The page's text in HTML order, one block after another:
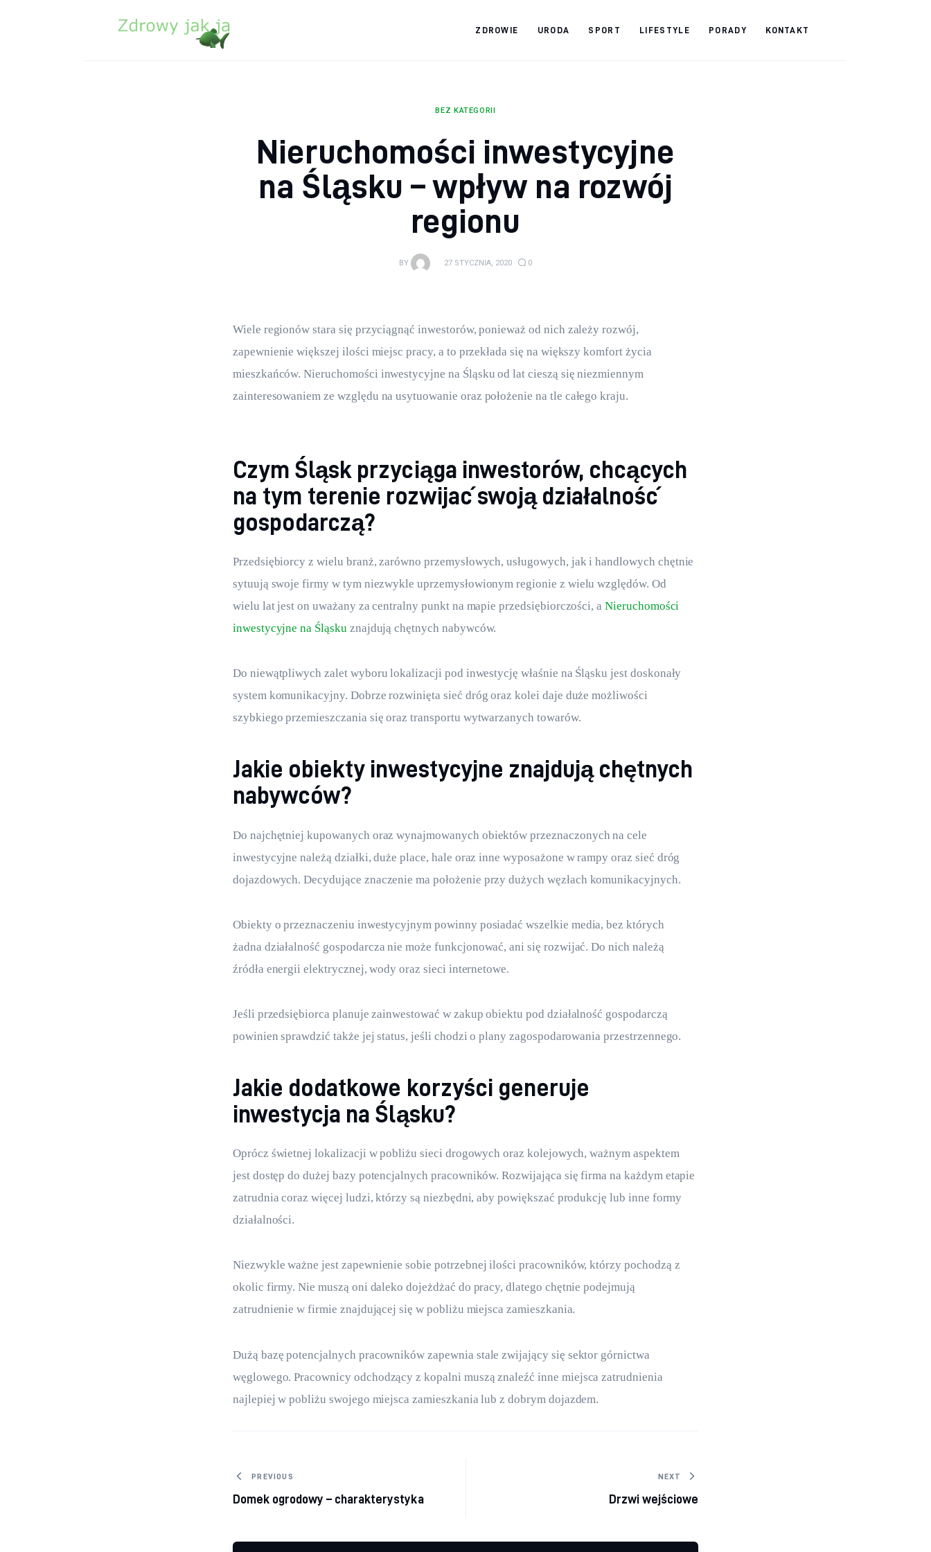
ZDROWIE URODA SPORT LIFESTYLE PORADY KONTAKT
BEZ KATEGORII
Nieruchomości inwestycyjne
na Śląsku – wpływ na rozwój
regionu
BY 27 STYCZNIA, 2020 0
Wiele regionów stara się przyciągnąć inwestorów, ponieważ od nich zależy rozwój,
zapewnienie większej ilości miejsc pracy, a to przekłada się na większy komfort życia
mieszkańców. Nieruchomości inwestycyjne na Śląsku od lat cieszą się niezmiennym
zainteresowaniem ze względu na usytuowanie oraz położenie na tle całego kraju.
Czym Śląsk przyciąga inwestorów, chcących
na tym terenie rozwijać swoją działalność
gospodarczą?
Przedsiębiorcy z wielu branż, zarówno przemysłowych, usługowych, jak i handlowych chętnie
sytuują swoje firmy w tym niezwykle uprzemysłowionym regionie z wielu względów. Od
wielu lat jest on uważany za centralny punkt na mapie przedsiębiorczości, a Nieruchomości
inwestycyjne na Śląsku znajdują chętnych nabywców.
Do niewątpliwych zalet wyboru lokalizacji pod inwestycję właśnie na Śląsku jest doskonały
system komunikacyjny. Dobrze rozwinięta sieć dróg oraz kolei daje duże możliwości
szybkiego przemieszczania się oraz transportu wytwarzanych towarów.
Jakie obiekty inwestycyjne znajdują chętnych
nabywców?
Do najchętniej kupowanych oraz wynajmowanych obiektów przeznaczonych na cele
inwestycyjne należą działki, duże place, hale oraz inne wyposażone w rampy oraz sieć dróg
dojazdowych. Decydujące znaczenie ma położenie przy dużych węzłach komunikacyjnych.
Obiekty o przeznaczeniu inwestycyjnym powinny posiadać wszelkie media, bez których
żadna działalność gospodarcza nie może funkcjonować, ani się rozwijać. Do nich należą
źródła energii elektrycznej, wody oraz sieci internetowe.
Jeśli przedsiębiorca planuje zainwestować w zakup obiektu pod działalność gospodarczą
powinien sprawdzić także jej status, jeśli chodzi o plany zagospodarowania przestrzennego.
Jakie dodatkowe korzyści generuje
inwestycja na Śląsku?
Oprócz świetnej lokalizacji w pobliżu sieci drogowych oraz kolejowych, ważnym aspektem
jest dostęp do dużej bazy potencjalnych pracowników. Rozwijająca się firma na każdym etapie
zatrudnia coraz więcej ludzi, którzy są niezbędni, aby powiększać produkcję lub inne formy
działalności.
Niezwykle ważne jest zapewnienie sobie potrzebnej ilości pracowników, którzy pochodzą z
okolic firmy. Nie muszą oni daleko dojeżdżać do pracy, dlatego chętnie podejmują
zatrudnienie w firmie znajdującej się w pobliżu miejsca zamieszkania.
Dużą bazę potencjalnych pracowników zapewnia stale zwijający się sektor górnictwa
węglowego. Pracownicy odchodzący z kopalni muszą znaleźć inne miejsca zatrudnienia
najlepiej w pobliżu swojego miejsca zamieszkania lub z dobrym dojazdem.
Nawigacja wpisu
PREVIOUS
Domek ogrodowy – charakterystyka
NEXT
Drzwi wejściowe